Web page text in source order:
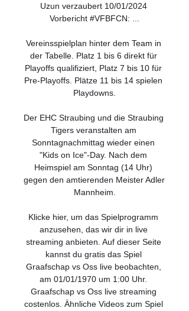
Uzun verzaubert 10/01/2024
Vorbericht #VFBFCN: ...
Vereinsspielplan hinter dem Team in
der Tabelle. Platz 1 bis 6 direkt für
Playoffs qualifiziert, Platz 7 bis 10 für
Pre-Playoffs. Plätze 11 bis 14 spielen
Playdowns.
Der EHC Straubing und die Straubing
Tigers veranstalten am
Sonntagnachmittag wieder einen
"Kids on Ice"-Day. Nach dem
Heimspiel am Sonntag (14 Uhr)
gegen den amtierenden Meister Adler
Mannheim.
Klicke hier, um das Spielprogramm
anzusehen, das wir dir in live
streaming anbieten. Auf dieser Seite
kannst du gratis das Spiel
Graafschap vs Oss live beobachten,
am 01/01/1970 um 1:00 Uhr.
Graafschap vs Oss live streaming
costenlos. Ähnliche Videos zum Spiel